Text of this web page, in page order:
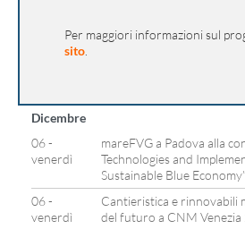
Per maggiori informazioni sul
sito
Dicembre
06 -
venerdì
mareFVG a Padova alla
Technologies and
Sustainable Blue Economy”
06 -
venerdì
Cantieristica e rinnovabili
del futuro a CNM Venezia